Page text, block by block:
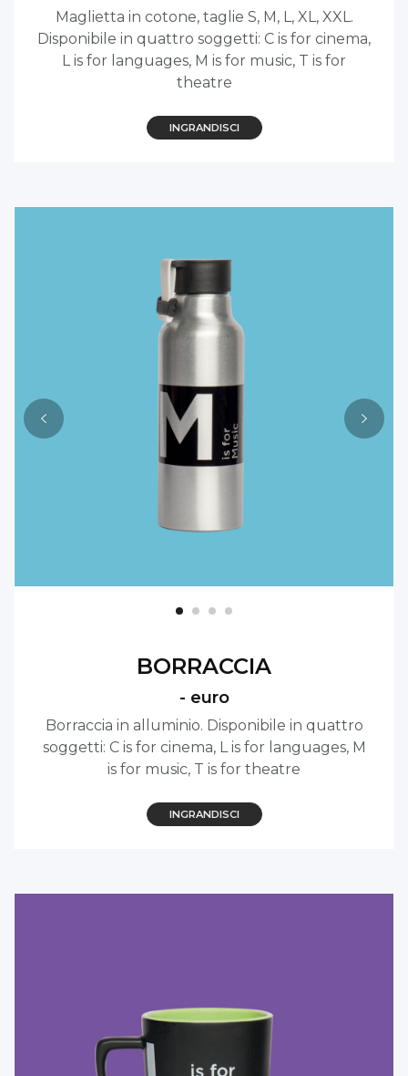
Maglietta in cotone, taglie S, M, L, XL, XXL.
Disponibile in quattro soggetti: C is for cinema,
L is for languages, M is for music, T is for
theatre
INGRANDISCI
BORRACCIA
- euro
Borraccia in alluminio. Disponibile in quattro
soggetti: C is for cinema, L is for languages, M
is for music, T is for theatre
INGRANDISCI